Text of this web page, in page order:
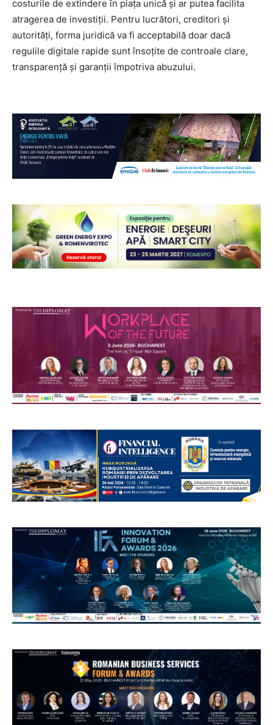
costurile de extindere în piața unică și ar putea facilita
atragerea de investiții. Pentru lucrători, creditori și
autorități, forma juridică va fi acceptabilă doar dacă
regulile digitale rapide sunt însoțite de controale clare,
transparență și garanții împotriva abuzului.